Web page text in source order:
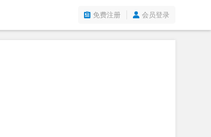
免费注册 会员登录